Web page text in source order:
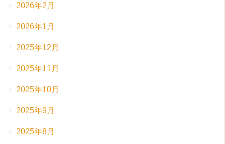
2026年2月
2026年1月
2025年12月
2025年11月
2025年10月
2025年9月
2025年8月